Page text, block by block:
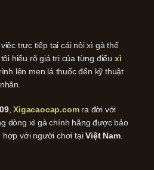
trực tiếp tại cái nôi xì gà thế
hiểu rõ giá trị của từng điếu xì
lên men lá thuốc đến kỹ thuật
,Xigacaocap.comra đời với
dòng xì gà chính hãng được bảo
hợp với người chơi tạiViệt Nam.